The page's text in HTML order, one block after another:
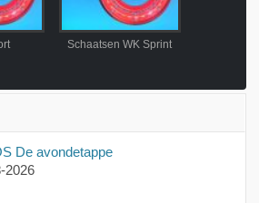
Schaatsen WK Sprint
De avondetappe
2026